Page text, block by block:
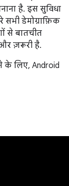
है. इस सुविधा
सभी डेमोग्राफ़िक
से बातचीत
ज़रूरी है.
के लिए, Android